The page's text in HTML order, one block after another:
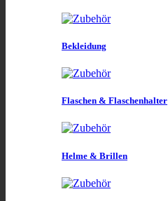
Bekleidung
Flaschen & Flaschenhalter
Helme & Brillen